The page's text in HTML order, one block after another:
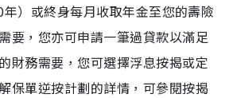
）或終身每月收取年金至您的壽險
要，您亦可申請一筆過貸款以滿足
財務需要，您可選擇浮息按揭或定
保單逆按計劃的詳情，可參閱按揭